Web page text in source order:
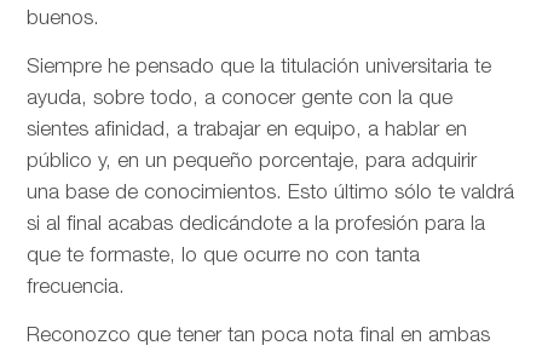
buenos.
Siempre he pensado que la titulación universitaria te
ayuda, sobre todo, a conocer gente con la que
sientes afinidad, a trabajar en equipo, a hablar en
público y, en un pequeño porcentaje, para adquirir
una base de conocimientos. Esto último sólo te valdrá
si al final acabas dedicándote a la profesión para la
que te formaste, lo que ocurre no con tanta
frecuencia.
Reconozco que tener tan poca nota final en ambas